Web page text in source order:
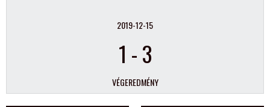
2019-12-15
1 -3
VÉGEREDMÉNY